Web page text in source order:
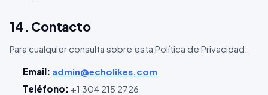
14. Contacto
Para cualquier consulta sobre esta Política de Privacidad:
Email: admin@echolikes.com
Teléfono: +1 304 215 2726